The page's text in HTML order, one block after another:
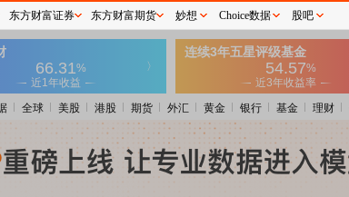
全球 美股 港股 期货 外汇 黄金 银行 基金 理财
东方财富证券 东方财富期货 妙想 Choice数据 股吧